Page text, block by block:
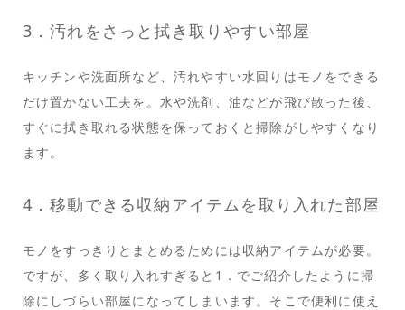
3．汚れをさっと拭き取りやすい部屋
キッチンや洗面所など、汚れやすい水回りはモノをできる
だけ置かない工夫を。水や洗剤、油などが飛び散った後、
すぐに拭き取れる状態を保っておくと掃除がしやすくなり
ます。
4．移動できる収納アイテムを取り入れた部屋
モノをすっきりとまとめるためには収納アイテムが必要。
ですが、多く取り入れすぎると1．でご紹介したように掃
除にしづらい部屋になってしまいます。そこで便利に使え